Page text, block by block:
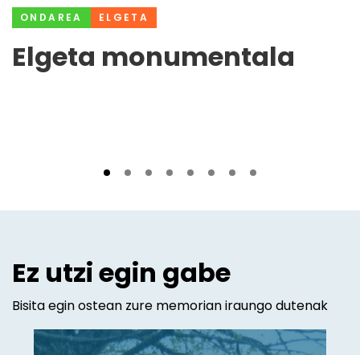
ONDAREA ELGETA
Elgeta monumentala
Ez utzi egin gabe
Bisita egin ostean zure memorian iraungo dutenak